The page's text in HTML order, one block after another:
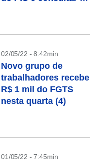
02/05/22 - 8:42min
Novo grupo de
trabalhadores recebe
R$ 1 mil do FGTS
nesta quarta (4)
01/05/22 - 7:45min